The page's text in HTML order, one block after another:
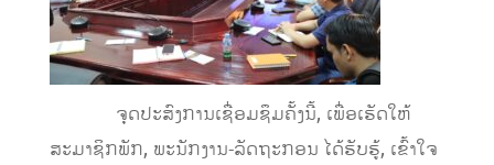
ຈຸດປະສົງການເຊື່ອມຊຶມຄັ້ງນີ້, ເພື່ອເຮັດໃຫ້
ສະມາຊິກພັກ, ພະນັກງານ-ລັດຖະກອນ ໄດ້ຮັບຮູ້, ເຂົ້າໃຈ